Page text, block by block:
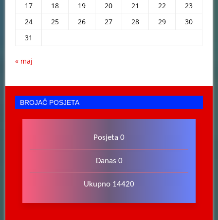
17
18 19 20 21 22
23
24
25 26 27 28 29
30
31
« maj
BROJAČ POSJETA
Posjeta 0
Danas 0
Ukupno 14420